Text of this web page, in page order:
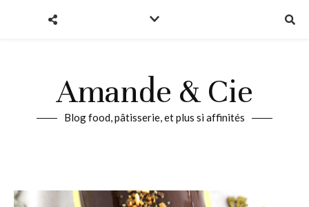
Amande & Cie
Blog food, pâtisserie, et plus si affinités